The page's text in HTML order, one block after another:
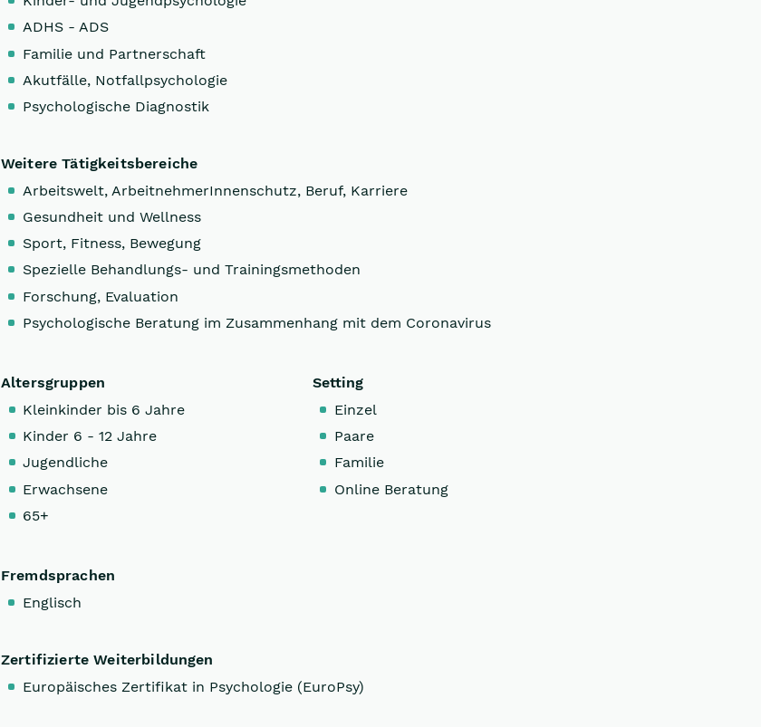
ADHS - ADS
Familie und Partnerschaft
Akutfälle, Notfallpsychologie
Psychologische Diagnostik
Weitere Tätigkeitsbereiche
Arbeitswelt, ArbeitnehmerInnenschutz, Beruf, Karriere
Gesundheit und Wellness
Sport, Fitness, Bewegung
Spezielle Behandlungs- und Trainingsmethoden
Forschung, Evaluation
Psychologische Beratung im Zusammenhang mit dem Coronavirus
Altersgruppen
Kleinkinder bis 6 Jahre
Kinder 6 - 12 Jahre
Jugendliche
Erwachsene
65+
Setting
Einzel
Paare
Familie
Online Beratung
Fremdsprachen
Englisch
Zertifizierte Weiterbildungen
Europäisches Zertifikat in Psychologie (EuroPsy)